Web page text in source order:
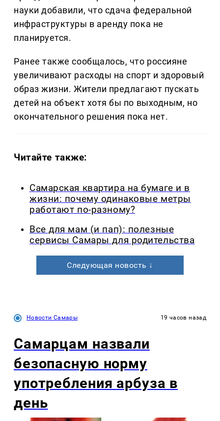
науки добавили, что сдача федеральной
инфраструктуры в аренду пока не
планируется.
Ранее также сообщалось, что россияне
увеличивают расходы на спорт и здоровый
образ жизни. Жители предлагают пускать
детей на объект хотя бы по выходным, но
окончательного решения пока нет.
Читайте также:
Самарская квартира на бумаге и в
жизни: почему одинаковые метры
работают по-разному?
Все для мам (и пап): полезные
сервисы Самары для родительства
Следующая новость ↓
Новости Самары 19 часов назад
Самарцам назвали
безопасную норму
употребления арбуза в
день